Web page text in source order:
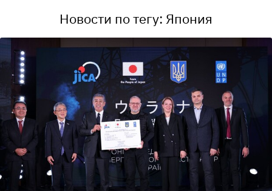
Новости по тегу: Япония